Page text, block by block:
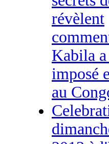
révèlent
Kabila a
imposé
au